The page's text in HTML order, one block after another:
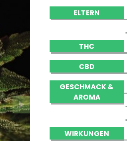
ELTERN
THC
CBD
GESCHMACK &
AROMA
WIRKUNGEN